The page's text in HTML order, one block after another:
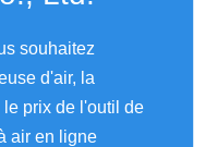
souhaitez
d'air, la
prix de l'outil de
air en ligne